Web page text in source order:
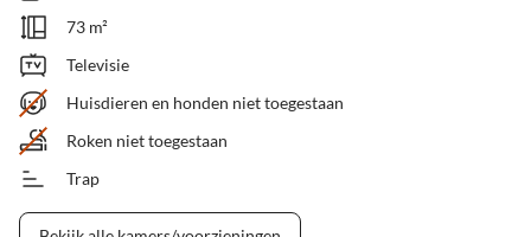
73 m²
Televisie
Huisdieren en honden niet toegestaan
Roken niet toegestaan
Trap